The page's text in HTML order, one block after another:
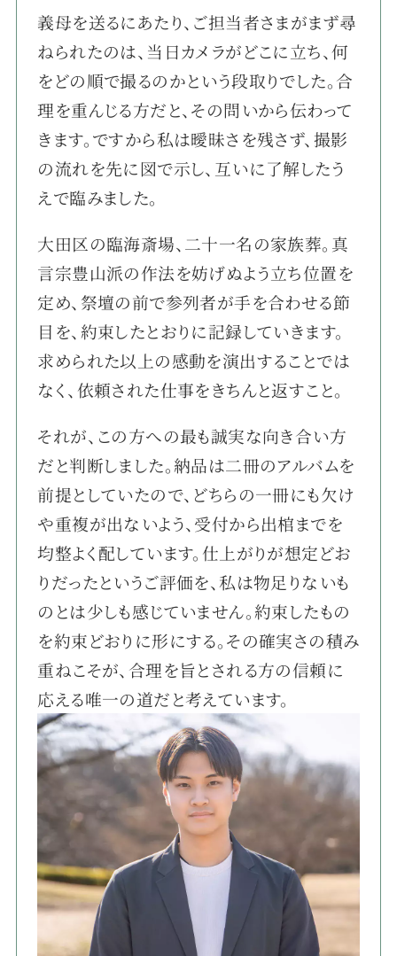
義母を送るにあたり、ご担当者さまがまず尋
ねられたのは、当日カメラがどこに立ち、何
をどの順で撮るのかという段取りでした。合
理を重んじる方だと、その問いから伝わって
きます。ですから私は曖昧さを残さず、撮影
の流れを先に図で示し、互いに了解したう
えで臨みました。
大田区の臨海斎場、二十一名の家族葬。真
言宗豊山派の作法を妨げぬよう立ち位置を
定め、祭壇の前で参列者が手を合わせる節
目を、約束したとおりに記録していきます。
求められた以上の感動を演出することでは
なく、依頼された仕事をきちんと返すこと。
それが、この方への最も誠実な向き合い方
だと判断しました。納品は二冊のアルバムを
前提としていたので、どちらの一冊にも欠け
や重複が出ないよう、受付から出棺までを
均整よく配しています。仕上がりが想定どお
りだったというご評価を、私は物足りないも
のとは少しも感じていません。約束したもの
を約束どおりに形にする。その確実さの積み
重ねこそが、合理を旨とされる方の信頼に
応える唯一の道だと考えています。